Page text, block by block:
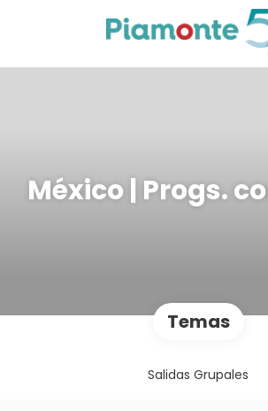
México | Progs.
Temas
Salidas Grupales